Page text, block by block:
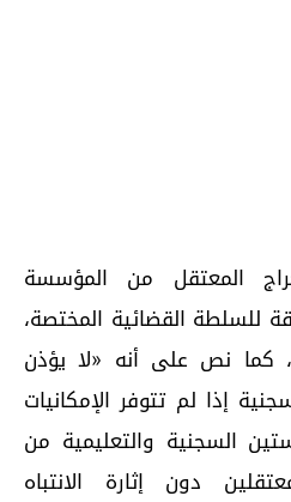
المعتقل من المؤسسة
للسلطة القضائية المختصة،
كما نص على أنه «لا يؤذن
إذا لم تتوفر الإمكانيات
السجنية والتعليمية من
دون إثارة الانتباه